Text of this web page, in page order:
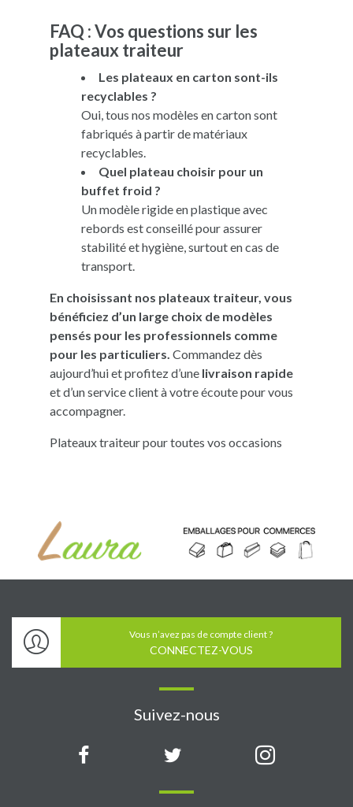
FAQ : Vos questions sur les
plateaux traiteur
Les plateaux en carton sont-ils
recyclables ?
Oui, tous nos modèles en carton sont
fabriqués à partir de matériaux
recyclables.
Quel plateau choisir pour un
buffet froid ?
Un modèle rigide en plastique avec
rebords est conseillé pour assurer
stabilité et hygiène, surtout en cas de
transport.
En choisissant nos plateaux traiteur, vous
bénéficiez d’un large choix de modèles
pensés pour les professionnels comme
pour les particuliers. Commandez dès
aujourd’hui et profitez d’une livraison rapide
et d’un service client à votre écoute pour vous
accompagner.
Plateaux traiteur pour toutes vos occasions
Vous n’avez pas de compte client ?
CONNECTEZ-VOUS
Suivez-nous